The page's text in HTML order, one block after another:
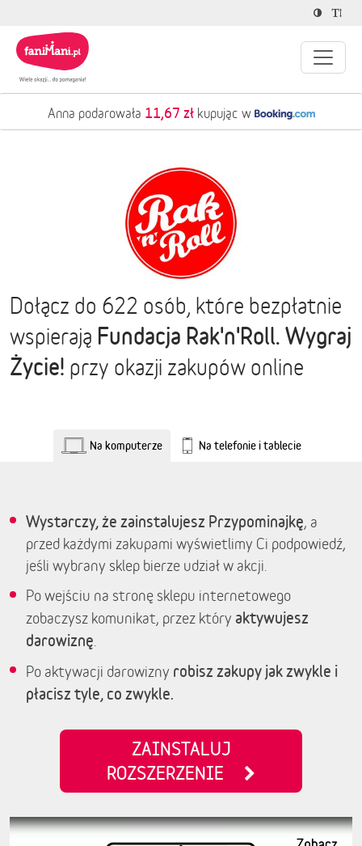
Anna podarowała 11,67 złkupując w
Dołącz do 622 osób, które bezpłatnie
wspierają Fundacja Rak'n'Roll. Wygraj
Życie! przy okazji zakupów online
Na komputerze Na telefonie i tablecie
Wystarczy, że zainstalujesz Przypominajkę, a
przed każdymi zakupami wyświetlimy Ci podpowiedź,
jeśli wybrany sklep bierze udział w akcji.
Po wejściu na stronę sklepu internetowego
zobaczysz komunikat, przez który aktywujesz
darowiznę
Po aktywacji darowizny robisz zakupy jak zwykle i
płacisz tyle, co zwykle.
ZAINSTALUJ
ROZSZERZENIE